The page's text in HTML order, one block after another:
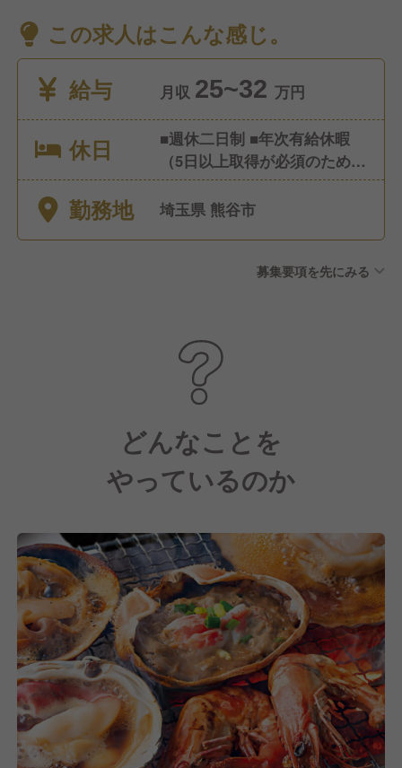
この求人はこんな感じ。
給与
月収 25~32 万円
休日
■週休二日制 ■年次有給休暇
（5日以上取得が必須のため、
取りやすいです） ■夏季休暇
■冬季休暇 ■慶弔休暇 ■8連休
制度（失効した有給休暇を積
■公休月6日（2月は5日）
勤務地 埼玉県 熊谷市
募集要項を先にみる
どんなことを
やっているのか